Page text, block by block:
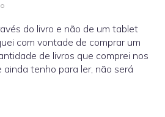
do livro e não de um tablet
com vontade de comprar um
de livros que comprei nos
tenho para ler, não será